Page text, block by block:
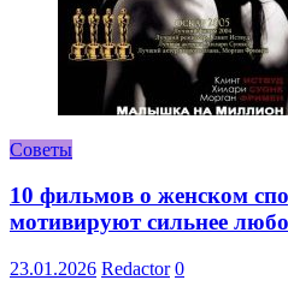
Советы
10 фильмов о женском
мотивируют сильнее
23.01.2026 Redactor 0